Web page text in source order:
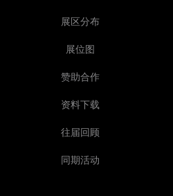
陕西渠道采购团
山东渠道采购团
安徽渠道采购团
广东渠道采购团等
展区分布
展位图
赞助合作
资料下载
往届回顾
同期活动